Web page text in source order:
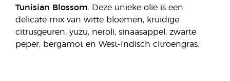
Tunisian Blossom . Deze unieke olie is een
delicate mix van witte bloemen, kruidige
citrusgeuren, yuzu, neroli, sinaasappel, zwarte
peper, bergamot en West-Indisch citroengras.